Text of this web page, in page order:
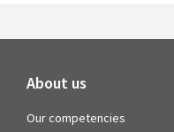
About us
Our competencies